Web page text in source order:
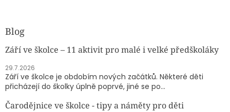
Blog
Září ve školce – 11 aktivit pro malé i velké předškoláky
29.7.2026
Září ve školce je obdobím nových začátků. Některé děti
přicházejí do školky úplně poprvé, jiné se po...
Čarodějnice ve školce - tipy a náměty pro děti